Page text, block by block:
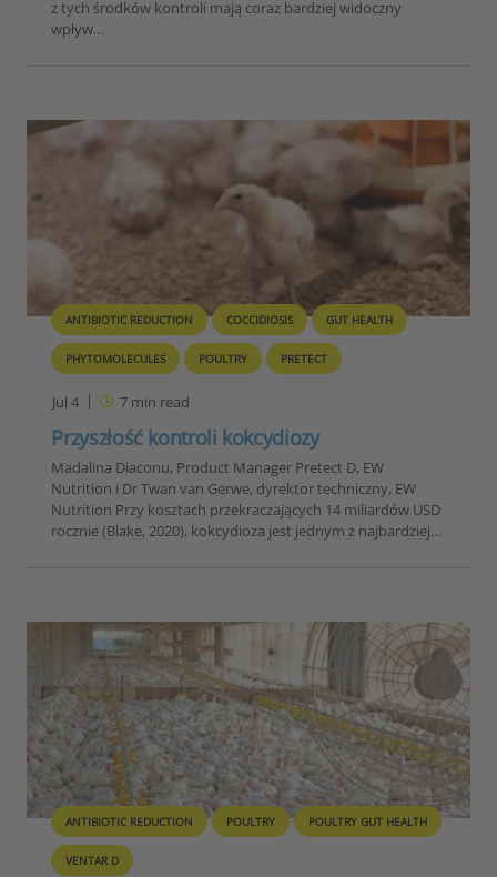
z tych środków kontroli mają coraz bardziej widoczny
wpływ…
ANTIBIOTIC REDUCTION COCCIDIOSIS GUT HEALTH
PHYTOMOLECULES POULTRY PRETECT
Jul 4 7min read
Przyszłość kontroli kokcydiozy
Madalina Diaconu, Product Manager Pretect D, EW
Nutrition i Dr Twan van Gerwe, dyrektor techniczny, EW
Nutrition Przy kosztach przekraczających 14 miliardów USD
rocznie (Blake, 2020), kokcydioza jest jednym z najbardziej…
ANTIBIOTIC REDUCTION POULTRY POULTRY GUT HEALTH
VENTAR D